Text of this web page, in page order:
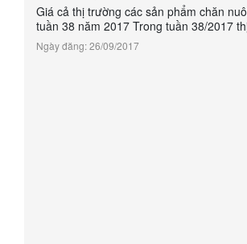
Giá cả thị trường các sản phẩm chăn
tuần 38 năm 2017 Trong tuần 38/2017
có quá nhiều thay đổi. Giá heo hơi vẫn
thường không có quy luật và không có
Ngày đăng: 26/09/2017